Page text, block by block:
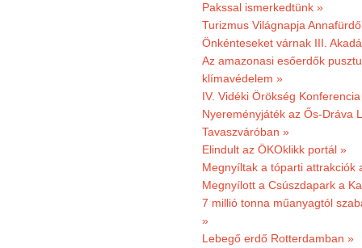
Pakssal ismerkedtünk »
Turizmus Világnapja
Önkénteseket várnak III.
Az amazonasi esőerdők
klímavédelem »
IV. Vidéki Örökség
Nyereményjáték az Ős-Dráva
Tavaszváróban »
Elindult az ÖKOklikk portál »
Megnyíltak a tóparti attrakciók
Megnyílott a Csúszdapark a
7 millió tonna műanyagtól
»
Lebegő erdő Rotterdamban »